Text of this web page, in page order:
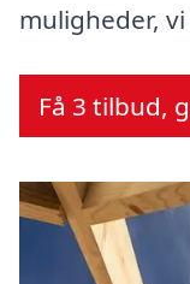
muligheder,
Få 3 tilbud,